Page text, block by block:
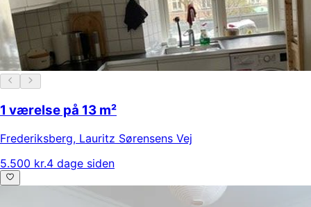
1 værelse på 13 m²
Frederiksberg, Lauritz Sørensens Vej
5.500 kr.4 dage siden